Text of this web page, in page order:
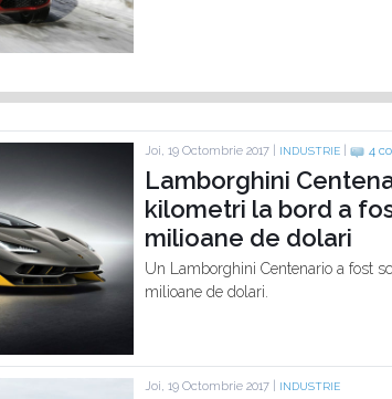
Joi, 19 Octombrie 2017 | INDUSTRIE 4
Lamborghini
kilometri la bord a
milioane de dolari
Un Lamborghini Centenario a fost
milioane de dolari.
Joi, 19 Octombrie 2017 | INDUSTRIE